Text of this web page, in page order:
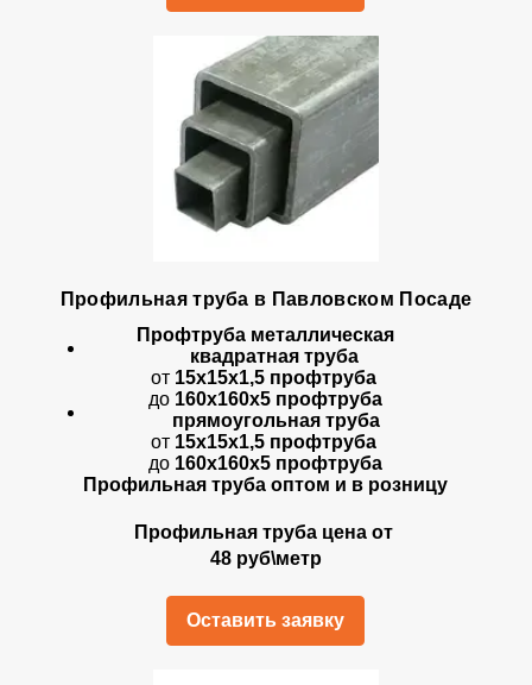
Профильная труба в Павловском Посаде
Профтруба металлическая
квадратная труба
от 15х15х1,5 профтруба
до 160х160х5 профтруба
прямоугольная труба
от 15х15х1,5 профтруба
до 160х160х5 профтруба
Профильная труба оптом и в розницу
Профильная труба цена от
48 руб\метр
Оставить заявку